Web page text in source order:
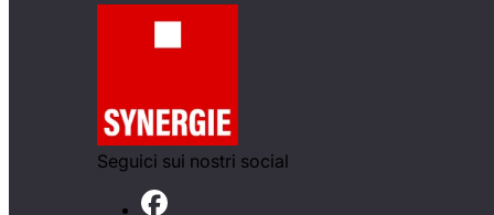
Seguici sui nostri social